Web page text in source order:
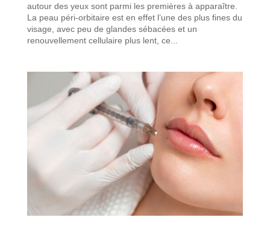
autour des yeux sont parmi les premières à apparaître.
La peau péri-orbitaire est en effet l’une des plus fines du
visage, avec peu de glandes sébacées et un
renouvellement cellulaire plus lent, ce...